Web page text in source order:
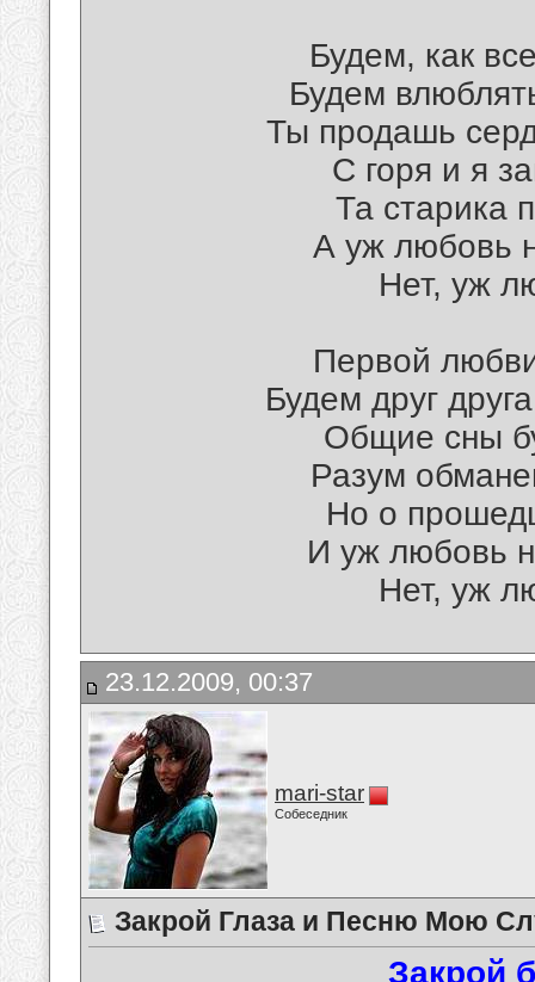
Будем, как
Будем
Ты продашь
С горя и я
Та старика
А уж любовь
Нет, уж
Первой
Будем друг
Общие сны
Разум
Но о
И уж любовь
Нет, уж
23.12.2009, 00:37
mari-star
Собеседник
Закрой Глаза и Песню Мою
Закрой